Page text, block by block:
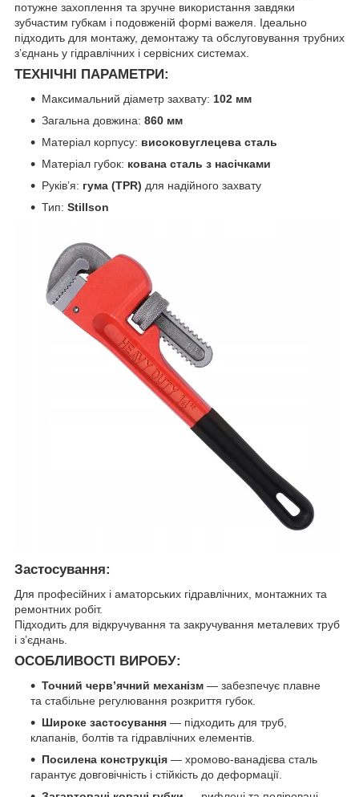
потужне захоплення та зручне використання завдяки
зубчастим губкам і подовженій формі важеля. Ідеально
підходить для монтажу, демонтажу та обслуговування трубних
з’єднань у гідравлічних і сервісних системах.
ТЕХНІЧНІ ПАРАМЕТРИ:
Максимальний діаметр захвату: 102 мм
Загальна довжина: 860 мм
Матеріал корпусу: високовуглецева сталь
Матеріал губок: кована сталь з насічками
Руків’я: гума (TPR) для надійного захвату
Тип: Stillson
Застосування:
Для професійних і аматорських гідравлічних, монтажних та
ремонтних робіт.
Підходить для відкручування та закручування металевих труб
і з’єднань.
ОСОБЛИВОСТІ ВИРОБУ:
Точний черв’ячний механізм — забезпечує плавне
та стабільне регулювання розкриття губок.
Широке застосування — підходить для труб,
клапанів, болтів та гідравлічних елементів.
Посилена конструкція — хромово-ванадієва сталь
гарантує довговічність і стійкість до деформації.